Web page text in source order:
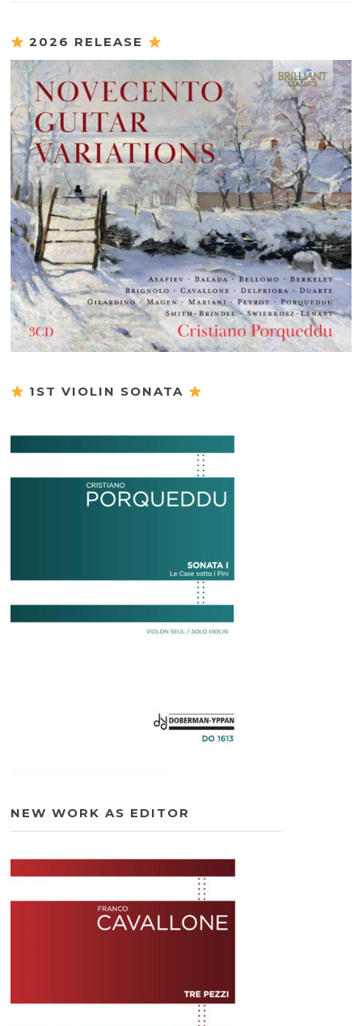
2026 RELEASE
1ST VIOLIN SONATA
NEW WORK AS EDITOR